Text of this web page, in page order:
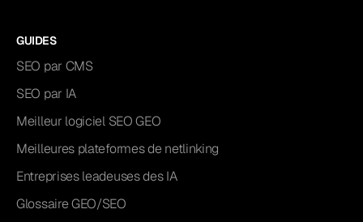
GUIDES
SEO par CMS
SEO par IA
Meilleur logiciel SEO GEO
Meilleures plateformes de netlinking
Entreprises leadeuses des IA
Glossaire GEO/SEO